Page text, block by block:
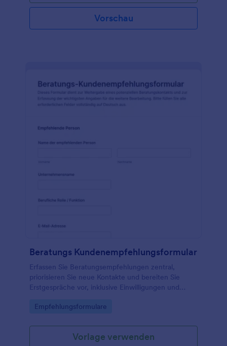
Vorschau
Beratungs Kundenempfehlungsformular
Erfassen Sie Beratungsempfehlungen zentral,
priorisieren Sie neue Kontakte und bereiten Sie
Erstgespräche vor, inklusive Einwilligungen und
Kundenempfehlungsformular in Jotform.
Go to Category:
Empfehlungsformulare
Vorlage verwenden